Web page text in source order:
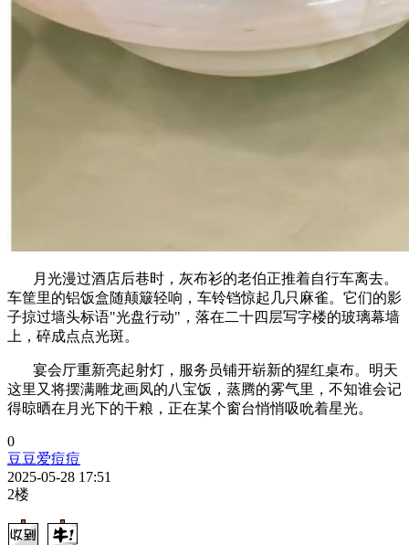
月光漫过酒店后巷时，灰布衫的老伯正推着自行车离去。
车筐里的铝饭盒随颠簸轻响，车铃铛惊起几只麻雀。它们的影
子掠过墙头标语"光盘行动"，落在二十四层写字楼的玻璃幕墙
上，碎成点点光斑。
宴会厅重新亮起射灯，服务员铺开崭新的猩红桌布。明天
这里又将摆满雕龙画凤的八宝饭，蒸腾的雾气里，不知谁会记
得晾晒在月光下的干粮，正在某个窗台悄悄吸吮着星光。
0
豆豆爱痘痘
2025-05-28 17:51
2楼